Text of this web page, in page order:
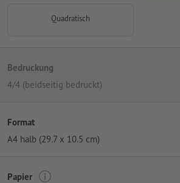
Quadratisch
Bedruckung
4/4 (beidseitig bedruckt)
Format
A4 halb (29.7 x 10.5 cm)
Papier